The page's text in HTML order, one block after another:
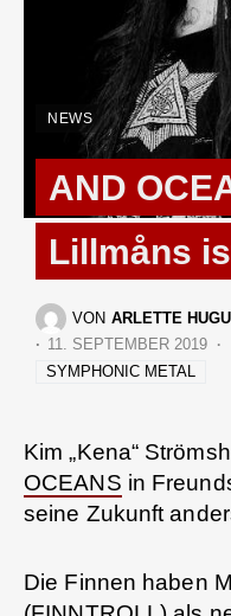
NEWS
AND
Lillmåns
VON ARLETTE
11. SEPTEMBER 2019
SYMPHONIC METAL
Kim „Kena“
OCEANS in
seine Zukunft
Die Finnen haben